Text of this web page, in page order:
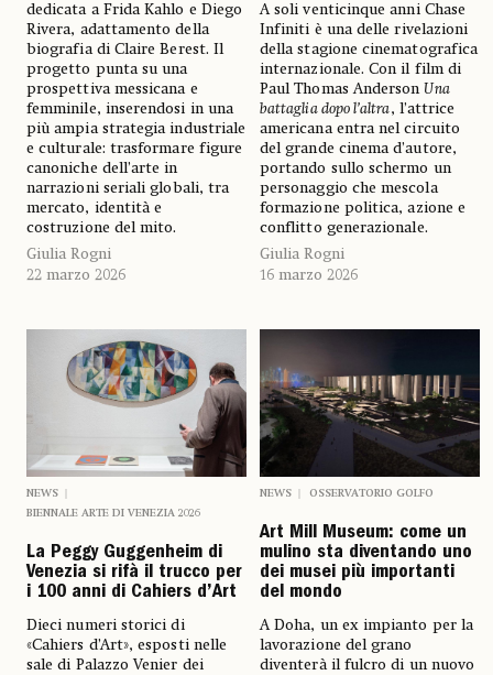
dedicata a Frida Kahlo e Diego
Rivera, adattamento della
biografia di Claire Berest. Il
progetto punta su una
prospettiva messicana e
femminile, inserendosi in una
più ampia strategia industriale
e culturale: trasformare figure
canoniche dell’arte in
narrazioni seriali globali, tra
mercato, identità e
costruzione del mito.
Giulia Rogni
22 marzo 2026
A soli venticinque anni Chase
Infiniti è una delle rivelazioni
della stagione cinematografica
internazionale. Con il film di
Paul Thomas Anderson Una
battaglia dopo l’altra, l’attrice
americana entra nel circuito
del grande cinema d’autore,
portando sullo schermo un
personaggio che mescola
formazione politica, azione e
conflitto generazionale.
Giulia Rogni
16 marzo 2026
NEWS
BIENNALE ARTE DI VENEZIA 2026
La Peggy Guggenheim di
Venezia si rifà il trucco per
i 100 anni di Cahiers d’Art
Dieci numeri storici di
«Cahiers d’Art», esposti nelle
sale di Palazzo Venier dei
NEWS OSSERVATORIO GOLFO
Art Mill Museum: come un
mulino sta diventando uno
dei musei più importanti
del mondo
A Doha, un ex impianto per la
lavorazione del grano
diventerà il fulcro di un nuovo